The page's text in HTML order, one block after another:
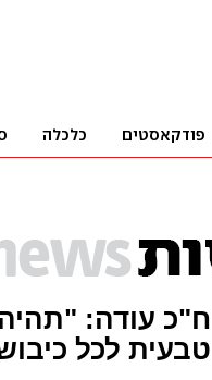
ח"כ עודה:
טבעית לכל